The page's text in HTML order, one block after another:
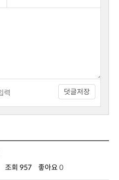
덧글저장
조회 957 좋아요 0